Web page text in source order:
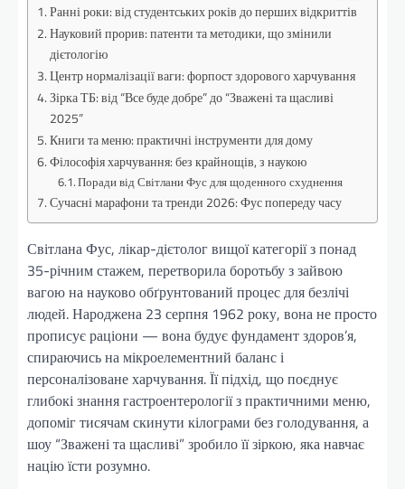
Ранні роки: від студентських років до перших відкриттів
Науковий прорив: патенти та методики, що змінили
дієтологію
Центр нормалізації ваги: форпост здорового харчування
Зірка ТБ: від “Все буде добре” до “Зважені та щасливі
2025”
Книги та меню: практичні інструменти для дому
Філософія харчування: без крайнощів, з наукою
Поради від Світлани Фус для щоденного схуднення
Сучасні марафони та тренди 2026: Фус попереду часу
Світлана Фус, лікар-дієтолог вищої категорії з понад
35-річним стажем, перетворила боротьбу з зайвою
вагою на науково обґрунтований процес для безлічі
людей. Народжена 23 серпня 1962 року, вона не просто
прописує раціони — вона будує фундамент здоров’я,
спираючись на мікроелементний баланс і
персоналізоване харчування. Її підхід, що поєднує
глибокі знання гастроентерології з практичними меню,
допоміг тисячам скинути кілограми без голодування, а
шоу “Зважені та щасливі” зробило її зіркою, яка навчає
націю їсти розумно.